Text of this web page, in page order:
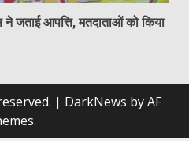
जताई आपत्ति, मतदाताओं को किया
| DarkNews by AF